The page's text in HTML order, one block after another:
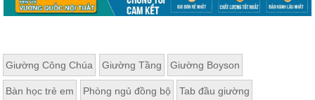
Giường Công Chúa Giường Tầng Giường Boyson
Bàn học trẻ em Phòng ngủ đồng bộ Tab đầu giường